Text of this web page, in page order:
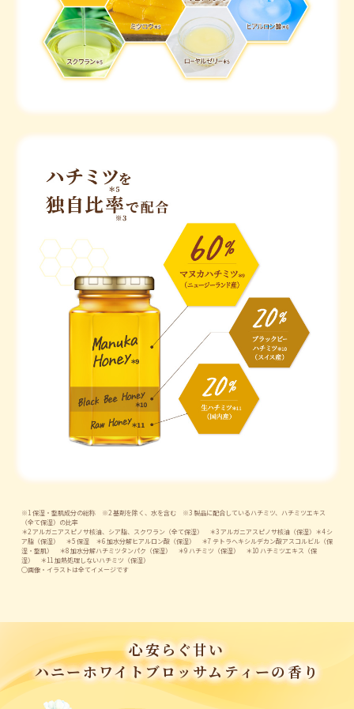
※1 保湿・整肌成分の総称 ※2 基剤を除く、水を含む ※3 製品に配合しているハチミツ、ハチミツエキス
（全て保湿）の比率
＊2 アルガニアスピノサ核油、シア脂、スクワラン（全て保湿） ＊3 アルガニアスピノサ核油（保湿）＊4 シ
ア脂（保湿） ＊5 保湿 ＊6 加水分解ヒアルロン酸（保湿） ＊7 テトラへキシルデカン酸アスコルビル（保
湿・整肌） ＊8 加水分解ハチミツタンパク（保湿） ＊9 ハチミツ（保湿） ＊10 ハチミツエキス（保
湿） ＊11 加熱処理しないハチミツ（保湿）
◯画像・イラストは全てイメージです
心安らぐ甘い
ハニーホワイトブロッサムティーの香り